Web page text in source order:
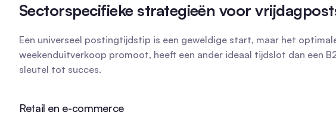
Sectorspecifieke strategieën voor
Een universeel postingtijdstip is een geweldige start, maar het
weekenduitverkoop promoot, heeft een ander ideaal tijdslot dan een
sleutel tot succes.
Retail en e-commerce